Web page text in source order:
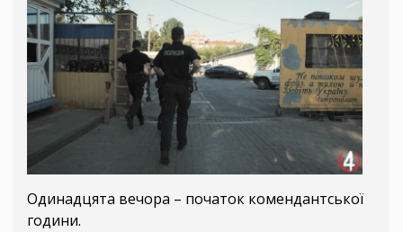
Одинадцята вечора – початок комендантської
години.